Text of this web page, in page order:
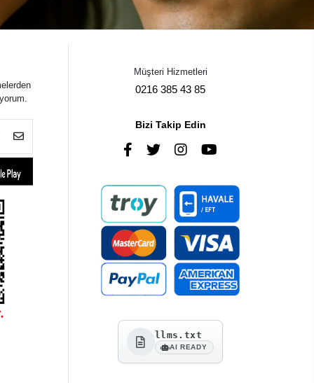
Müşteri Hizmetleri
0216 385 43 85
Bizi Takip Edin
llms.txt
AI READY